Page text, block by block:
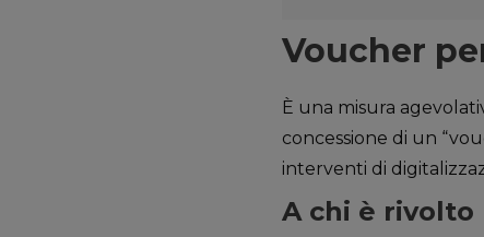
Voucher
È una misura
concessione di un
interventi di
A chi è rivolto